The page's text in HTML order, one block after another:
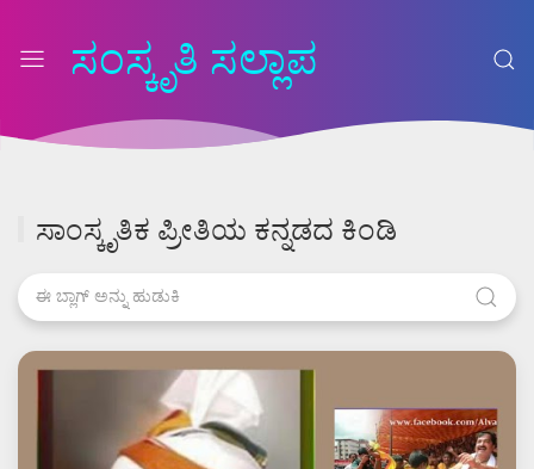
ಸಂಸ್ಕೃತಿ ಸಲ್ಲಾಪ
ಸಾಂಸ್ಕೃತಿಕ ಪ್ರೀತಿಯ ಕನ್ನಡದ ಕಿಂಡಿ